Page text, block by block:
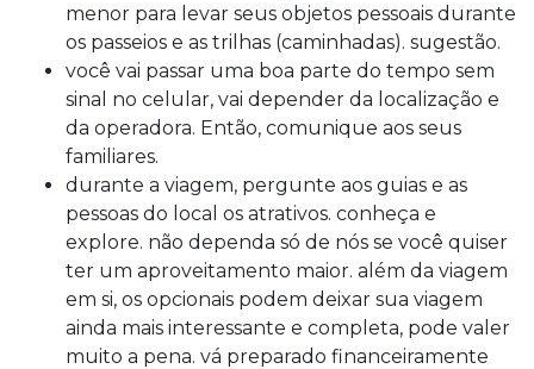
menor para levar seus objetos pessoais durante
os passeios e as trilhas (caminhadas). sugestão.
você vai passar uma boa parte do tempo sem
sinal no celular, vai depender da localização e
da operadora. Então, comunique aos seus
familiares.
durante a viagem, pergunte aos guias e as
pessoas do local os atrativos. conheça e
explore. não dependa só de nós se você quiser
ter um aproveitamento maior. além da viagem
em si, os opcionais podem deixar sua viagem
ainda mais interessante e completa, pode valer
muito a pena. vá preparado financeiramente